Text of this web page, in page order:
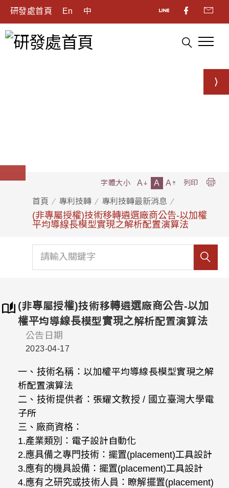
研發處首頁 En 中
首頁 專利技轉 專利技轉最新消息
(非專屬授權)技術移轉遴選廠商公告-以加權
平均導線長模型實現之解析配置演算法
字體大小 A A A 列印
(非專屬授權)技術移轉遴選廠商公告-以加
權平均導線長模型實現之解析配置演算法
公告日期
2023-04-17
一、技術名稱： 以加權平均導線長模型實現之解
析配置演算法
二、技術提供者： 張耀文教授 / 國立臺灣大學電
子所
三、廠商資格：
1.產業類別： 電子設計自動化
2.應具備之專門技術： 擺置(placement)工具設計
3.應有的機具設備： 擺置(placement)工具設計
4.應有之研究或技術人員： 瞭解擺置(placement)